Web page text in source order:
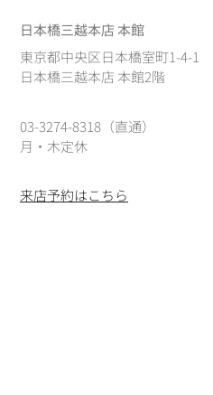
日本橋三越本店 本館
東京都中央区日本橋室町1-4-1
日本橋三越本店 本館2階
03-3274-8318（直通）
月・木定休
来店予約はこちら